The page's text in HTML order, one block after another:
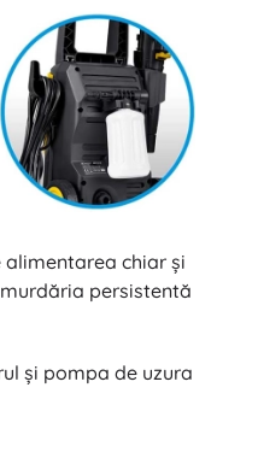
alimentarea chiar și
persistentă
și pompa de uzura